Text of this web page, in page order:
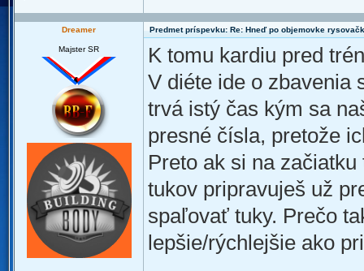
Dreamer Predmet príspevku: Re: Hneď po objemovke
Majster SR
K tomu kardiu pred
V diéte ide o zbavenia
trvá istý čas kým sa
presné čísla, pretože
Preto ak si na
tukov pripravuješ už
spaľovať tuky. Prečo
lepšie/rýchlejšie ako